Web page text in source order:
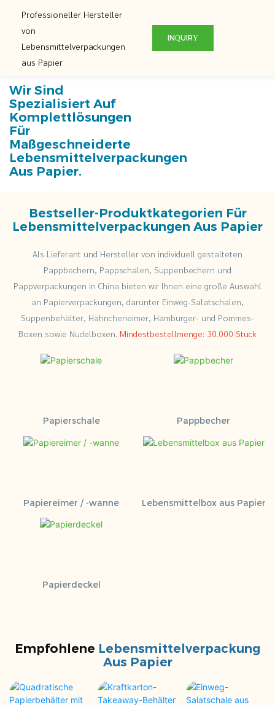
Professioneller Hersteller
von
Lebensmittelverpackungen
aus Papier
INQUIRY
Wir Sind
Spezialisiert Auf
Komplettlösungen
Für
Maßgeschneiderte
Lebensmittelverpackungen
Aus Papier.
Bestseller-Produktkategorien Für
Lebensmittelverpackungen Aus Papier
Als Lieferant und Hersteller von individuell gestalteten
Pappbechern, Pappschalen, Suppenbechern und
Pappverpackungen in China bieten wir Ihnen eine große Auswahl
an Papierverpackungen, darunter Einweg-Salatschalen,
Suppenbehälter, Hähncheneimer, Hamburger- und Pommes-
Boxen sowie Nudelboxen. Mindestbestellmenge: 30.000 Stück
Papierschale Pappbecher
Papiereimer / -wanne Lebensmittelbox aus Papier
Papierdeckel
Empfohlene Lebensmittelverpackung
Aus Papier